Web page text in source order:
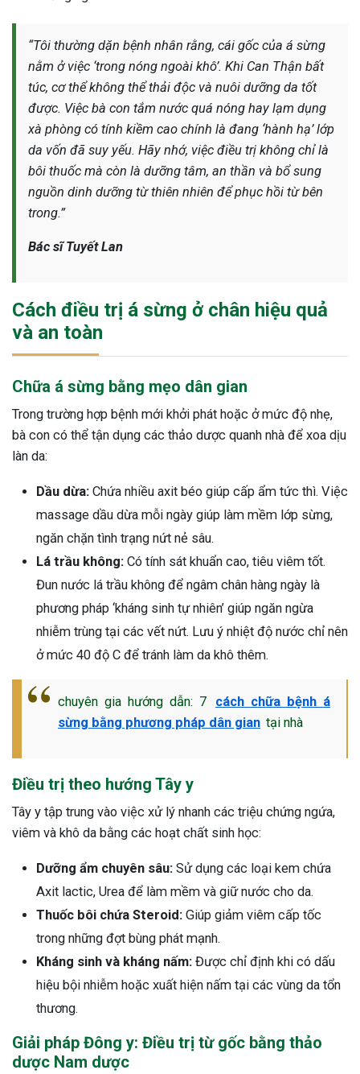
“Tôi thường dặn bệnh nhân rằng, cái gốc của á sừng
nằm ở việc ‘trong nóng ngoài khô’. Khi Can Thận bất
túc, cơ thể không thể thải độc và nuôi dưỡng da tốt
được. Việc bà con tắm nước quá nóng hay lạm dụng
xà phòng có tính kiềm cao chính là đang ‘hành hạ’ lớp
da vốn đã suy yếu. Hãy nhớ, việc điều trị không chỉ là
bôi thuốc mà còn là dưỡng tâm, an thần và bổ sung
nguồn dinh dưỡng từ thiên nhiên để phục hồi từ bên
trong.”
Bác sĩ Tuyết Lan
Cách điều trị á sừng ở chân hiệu quả
và an toàn
Chữa á sừng bằng mẹo dân gian
Trong trường hợp bệnh mới khởi phát hoặc ở mức độ nhẹ,
bà con có thể tận dụng các thảo dược quanh nhà để xoa dịu
làn da:
Dầu dừa: Chứa nhiều axit béo giúp cấp ẩm tức thì. Việc
massage dầu dừa mỗi ngày giúp làm mềm lớp sừng,
ngăn chặn tình trạng nứt nẻ sâu.
Lá trầu không: Có tính sát khuẩn cao, tiêu viêm tốt.
Đun nước lá trầu không để ngâm chân hàng ngày là
phương pháp ‘kháng sinh tự nhiên’ giúp ngăn ngừa
nhiễm trùng tại các vết nứt. Lưu ý nhiệt độ nước chỉ nên
ở mức 40 độ C để tránh làm da khô thêm.
chuyên gia hướng dẫn: 7
cách chữa bệnh á
sừng bằng phương pháp dân gian tại nhà
Điều trị theo hướng Tây y
Tây y tập trung vào việc xử lý nhanh các triệu chứng ngứa,
viêm và khô da bằng các hoạt chất sinh học:
Dưỡng ẩm chuyên sâu: Sử dụng các loại kem chứa
Axit lactic, Urea để làm mềm và giữ nước cho da.
Thuốc bôi chứa Steroid: Giúp giảm viêm cấp tốc
trong những đợt bùng phát mạnh.
Kháng sinh và kháng nấm: Được chỉ định khi có dấu
hiệu bội nhiễm hoặc xuất hiện nấm tại các vùng da tổn
thương.
Giải pháp Đông y: Điều trị từ gốc bằng thảo
dược Nam dược